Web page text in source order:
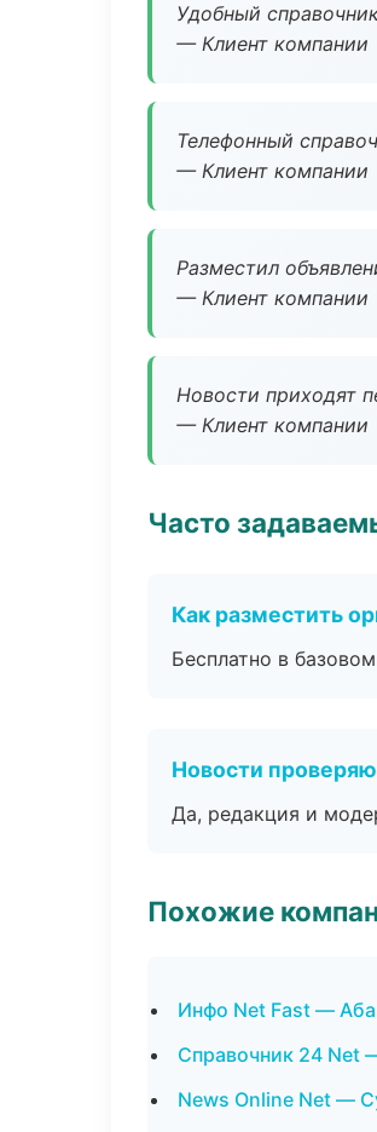
Удобный
— Клиент компании
Телефонный
— Клиент компании
Разместил
— Клиент компании
Новости приходят
— Клиент компании
Часто
Как разместить
Бесплатно в
Новости
Да, редакция и
Похожие
Инфо Net Fast —
Справочник 24 Net
News Online Net —